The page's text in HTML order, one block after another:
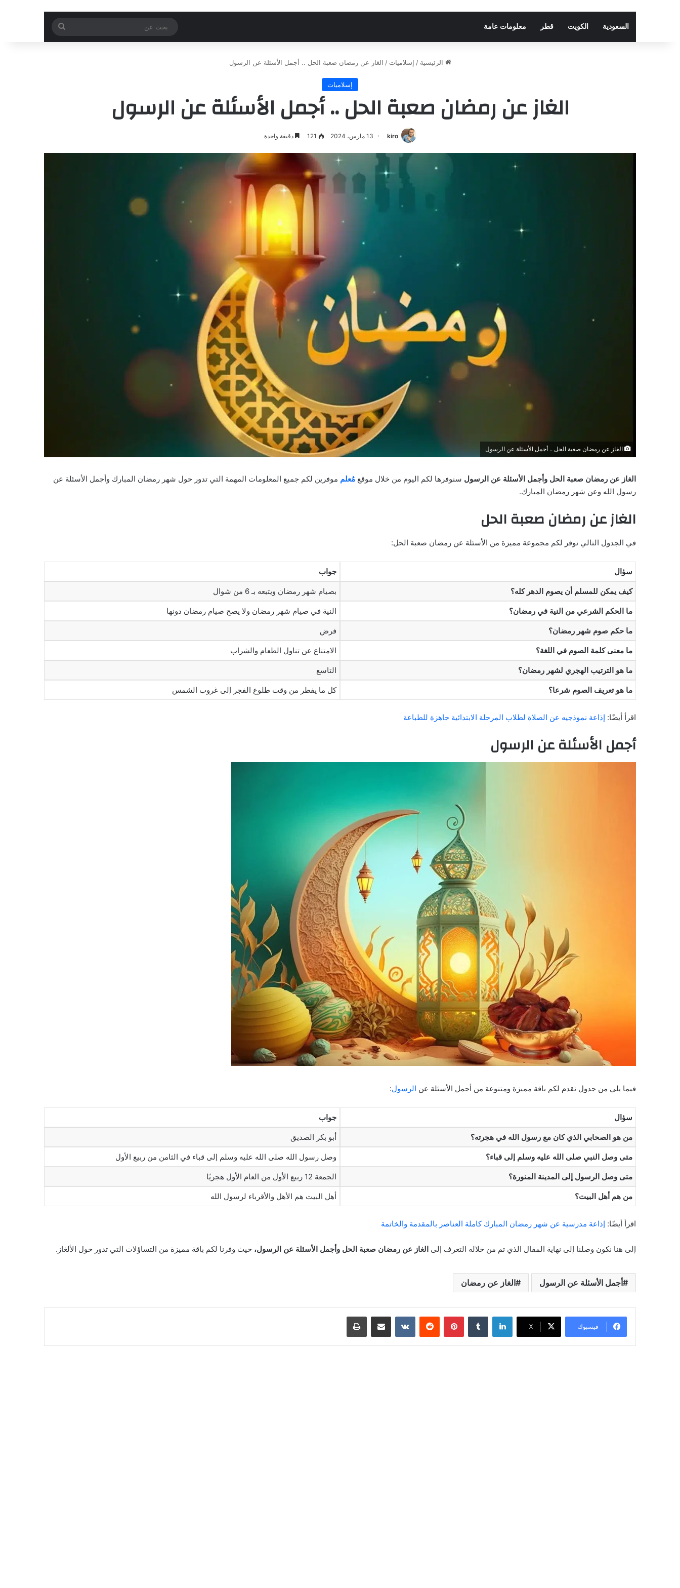
السعودية الكويت قطر معلومات عامة
عن
الرئيسية / إسلاميات / الغاز عن رمضان صعبة الحل .. أجمل الأسئلة عن الرسول
إسلاميات
الغاز عن رمضان صعبة الحل .. أجمل الأسئلة عن الرسول
kiro 13 مارس، 2024 121 دقيقة واحدة
الغاز عن رمضان صعبة الحل .. أجمل الأسئلة عن الرسول
الغاز عن رمضان صعبة الحل وأجمل الأسئلة عن الرسول سنوفرها لكم اليوم من خلال موقع مُعلم موفرين لكم جميع المعلومات المهمة التي تدور حول شهر رمضان المبارك وأجمل الأسئلة عن
رسول الله وعن شهر رمضان المبارك.
الغاز عن رمضان صعبة الحل
في الجدول التالي نوفر لكم مجموعة مميزة من الأسئلة عن رمضان صعبة الحل:
سؤال جواب
كيف يمكن للمسلم أن يصوم الدهر كله؟ بصيام شهر رمضان ويتبعه بـ 6 من شوال
ما الحكم الشرعي من النية في رمضان؟ النية في صيام شهر رمضان ولا يصح صيام رمضان دونها
ما حكم صوم شهر رمضان؟ فرض
ما معنى كلمة الصوم في اللغة؟ الامتناع عن تناول الطعام والشراب
ما هو الترتيب الهجري لشهر رمضان؟ التاسع
ما هو تعريف الصوم شرعا؟ كل ما يفطر من وقت طلوع الفجر إلى غروب الشمس
اقرأ أيضًا: إذاعة نموذجيه عن الصلاة لطلاب المرحلة الابتدائية جاهزة للطباعة
أجمل الأسئلة عن الرسول
فيما يلي من جدول نقدم لكم باقة مميزة ومتنوعة من أجمل الأسئلة عن الرسول:
سؤال جواب
من هو الصحابي الذي كان مع رسول الله في هجرته؟ أبو بكر الصديق
متى وصل النبي صلى الله عليه وسلم إلى قباء؟ وصل رسول الله صلى الله عليه وسلم إلى قباء في الثامن من ربيع الأول
متى وصل الرسول إلى المدينة المنورة؟ الجمعة 12 ربيع الأول من العام الأول هجريًا
من هم أهل البيت؟ أهل البيت هم الأهل والأقرباء لرسول الله
اقرأ أيضًا: إذاعة مدرسية عن شهر رمضان المبارك كاملة العناصر بالمقدمة والخاتمة
إلى هنا نكون وصلنا إلى نهاية المقال الذي تم من خلاله التعرف إلى الغاز عن رمضان صعبة الحل وأجمل الأسئلة عن الرسول، حيث وفرنا لكم باقة مميزة من التساؤلات التي تدور حول الألغاز.
أجمل الأسئلة عن الرسول الغاز عن رمضان
فيسبوك ‫X
لينكدإن بينتيريست